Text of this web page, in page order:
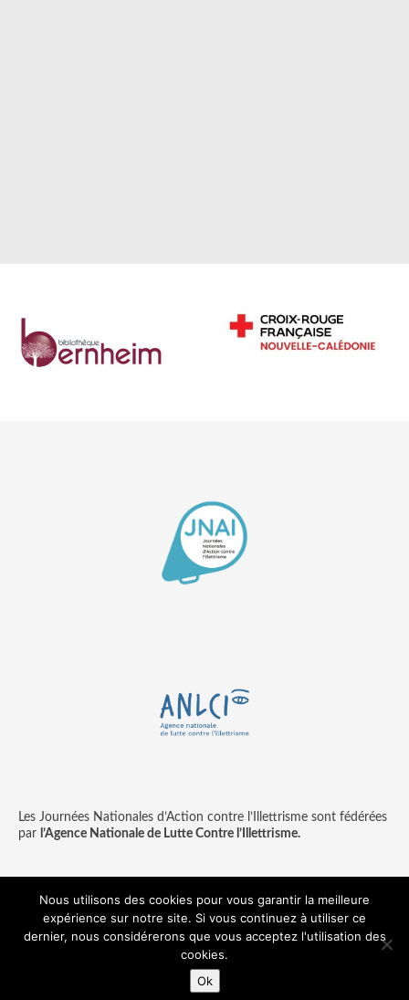
Les Journées Nationales d’Action contre l’Illettrisme sont fédérées
par l’Agence Nationale de Lutte Contre l’Illettrisme.
Contact
Mentions légales
© copyright ANLCI 2018
Nous utilisons des cookies pour vous garantir la meilleure
expérience sur notre site. Si vous continuez à utiliser ce
dernier, nous considérerons que vous acceptez l'utilisation des
cookies.
Ok